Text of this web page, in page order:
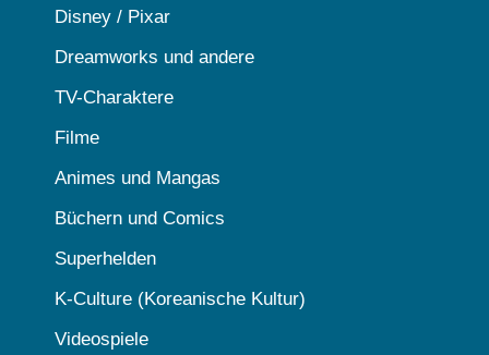
Disney / Pixar
Dreamworks und andere
TV-Charaktere
Filme
Animes und Mangas
Büchern und Comics
Superhelden
K-Culture (Koreanische Kultur)
Videospiele